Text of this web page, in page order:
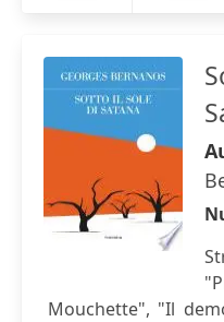
Mouchette", "Il